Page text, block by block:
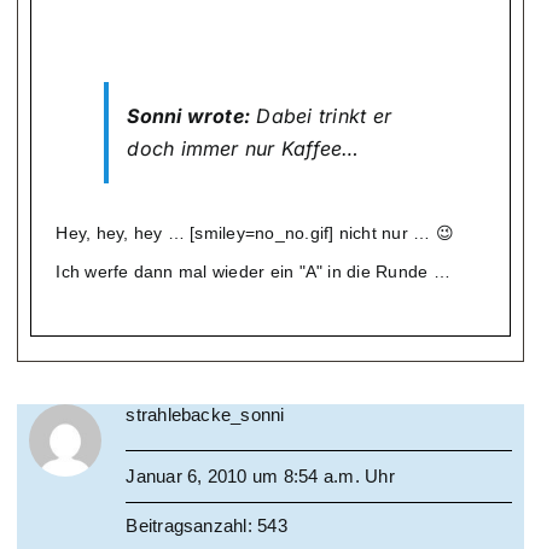
Sonni wrote: Dabei trinkt er
doch immer nur Kaffee…
Hey, hey, hey … [smiley=no_no.gif] nicht nur … 😉
Ich werfe dann mal wieder ein "A" in die Runde …
strahlebacke_sonni
Januar 6, 2010 um 8:54 a.m. Uhr
Beitragsanzahl: 543